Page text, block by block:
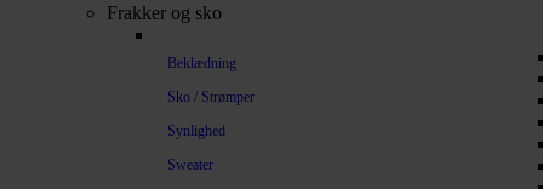
Frakker og sko
Beklædning
Sko / Strømper
Synlighed
Sweater